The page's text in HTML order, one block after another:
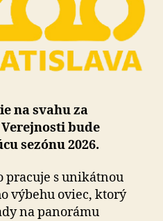
na svahu za
bude
sezónu 2026.
pracuje s unikátnou
výbehu oviec, ktorý
na panorámu